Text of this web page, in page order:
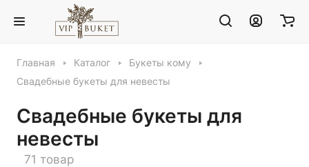
Главная Каталог
Букеты кому
Свадебные букеты для невесты
Свадебные букеты для
невесты
71 товар